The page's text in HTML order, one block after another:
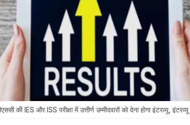
की IES और ISS परीक्षा में उत्तीर्ण उम्मीदवारों को देना होगा इंटरव्यू,